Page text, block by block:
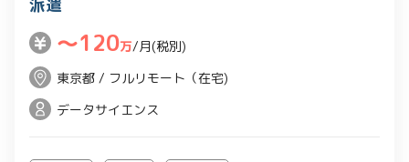
派遣
〜120万/月(税別)
東京都 / フルリモート（在宅)
データサイエンス